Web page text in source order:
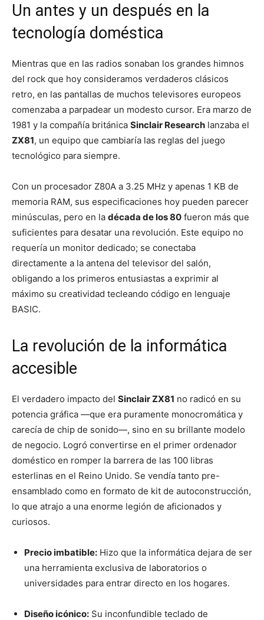
Un antes y un después en la
tecnología doméstica
Mientras que en las radios sonaban los grandes himnos
del rock que hoy consideramos verdaderos clásicos
retro, en las pantallas de muchos televisores europeos
comenzaba a parpadear un modesto cursor. Era marzo de
1981 y la compañía británica Sinclair Research lanzaba el
ZX81, un equipo que cambiaría las reglas del juego
tecnológico para siempre.
Con un procesador Z80A a 3.25 MHz y apenas 1 KB de
memoria RAM, sus especificaciones hoy pueden parecer
minúsculas, pero en la década de los 80 fueron más que
suficientes para desatar una revolución. Este equipo no
requería un monitor dedicado; se conectaba
directamente a la antena del televisor del salón,
obligando a los primeros entusiastas a exprimir al
máximo su creatividad tecleando código en lenguaje
BASIC.
La revolución de la informática
accesible
El verdadero impacto del Sinclair ZX81 no radicó en su
potencia gráfica —que era puramente monocromática y
carecía de chip de sonido—, sino en su brillante modelo
de negocio. Logró convertirse en el primer ordenador
doméstico en romper la barrera de las 100 libras
esterlinas en el Reino Unido. Se vendía tanto pre-
ensamblado como en formato de kit de autoconstrucción,
lo que atrajo a una enorme legión de aficionados y
curiosos.
Precio imbatible: Hizo que la informática dejara de ser
una herramienta exclusiva de laboratorios o
universidades para entrar directo en los hogares.
Diseño icónico: Su inconfundible teclado de